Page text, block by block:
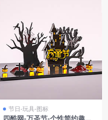
节日-玩具-图标